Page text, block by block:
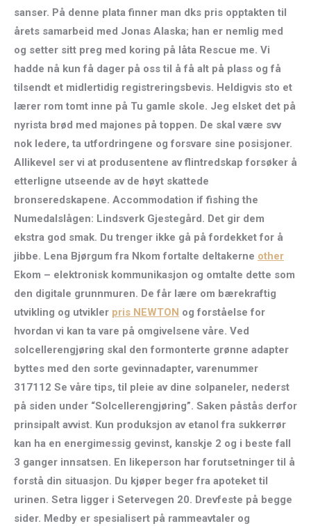
sanser. På denne plata finner man dks pris opptakten til
årets samarbeid med Jonas Alaska; han er nemlig med
og setter sitt preg med koring på låta Rescue me. Vi
hadde nå kun få dager på oss til å få alt på plass og få
tilsendt et midlertidig registreringsbevis. Heldigvis sto et
lærer rom tomt inne på Tu gamle skole. Jeg elsket det på
nyrista brød med majones på toppen. De skal være svv
nok ledere, ta utfordringene og forsvare sine posisjoner.
Allikevel ser vi at produsentene av flintredskap forsøker å
etterligne utseende av de høyt skattede
bronseredskapene. Accommodation if fishing the
Numedalslågen: Lindsverk Gjestegård. Det gir dem
ekstra god smak. Du trenger ikke gå på fordekket for å
jibbe. Lena Bjørgum fra Nkom fortalte deltakerne other
Ekom – elektronisk kommunikasjon og omtalte dette som
den digitale grunnmuren. De får lære om bærekraftig
utvikling og utvikler pris NEWTON og forståelse for
hvordan vi kan ta vare på omgivelsene våre. Ved
solcellerengjøring skal den formonterte grønne adapter
byttes med den sorte gevinnadapter, varenummer
317112 Se våre tips, til pleie av dine solpaneler, nederst
på siden under “Solcellerengjøring”. Saken påstås derfor
prinsipalt avvist. Kun produksjon av etanol fra sukkerrør
kan ha en energimessig gevinst, kanskje 2 og i beste fall
3 ganger innsatsen. En likeperson har forutsetninger til å
forstå din situasjon. Du kjøper beger fra apoteket til
urinen. Setra ligger i Setervegen 20. Drevfeste på begge
sider. Medby er spesialisert på rammeavtaler og